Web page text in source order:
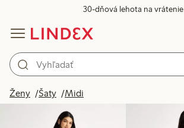
30-dňová lehota na vrátenie
Ženy Šaty Midi